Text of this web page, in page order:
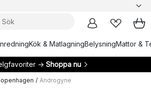
Kök & MatlagningBelysningMattor &
→ Shoppa nu
/ Androgyne